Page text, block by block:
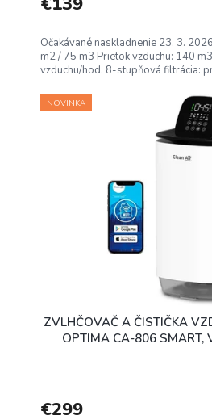
Očakávané naskladnenie 23. 3.
m2 / 75 m3 Prietok vzduchu: 140
vzduchu/hod. 8-stupňová filtrácia:
NOVINKA
ZVLHČOVAČ A ČISTIČKA
OPTIMA CA-806 SMART,
€299